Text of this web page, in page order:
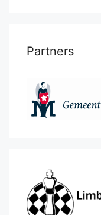
Partners